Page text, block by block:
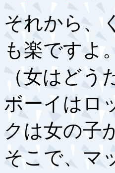
それから、
も楽ですよ
（女はどう
ボーイはロ
クは女の子
そこで、マ